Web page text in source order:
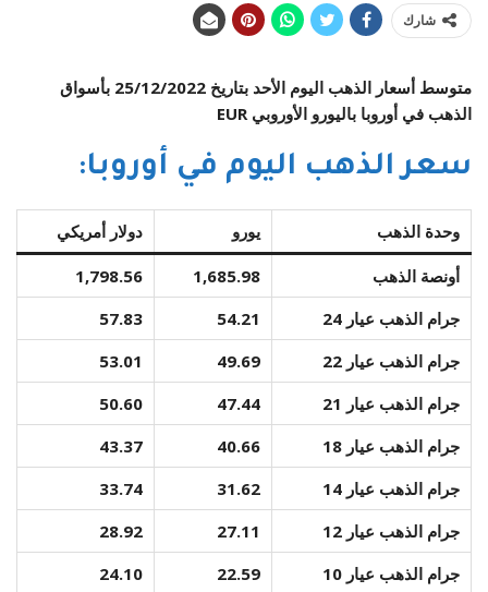
شارك
متوسط أسعار الذهب اليوم الأحد بتاريخ 25/12/2022 بأسواق
الذهب في أوروبا باليورو الأوروبي EUR
سعر الذهب اليوم في أوروبا:
وحدة الذهب يورو دولار أمريكي
أونصة الذهب 1,685.98
1,798.56
جرام الذهب عيار 24
54.21
57.83
جرام الذهب عيار 22
49.69
53.01
جرام الذهب عيار 21
47.44
50.60
جرام الذهب عيار 18
40.66
43.37
جرام الذهب عيار 14
31.62
33.74
جرام الذهب عيار 12
27.11
28.92
جرام الذهب عيار 10
22.59
24.10